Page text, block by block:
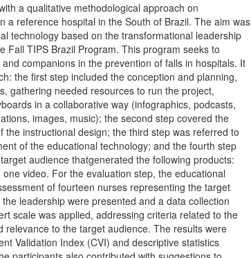
a qualitative methodological approach on
a reference hospital in the South of Brazil. The aim was
technology based on the transformational leadership
Fall TIPS Brazil Program. This program seeks to
companions in the prevention of falls in hospitals. It
the first step included the conception and planning,
gathering needed resources to run the project,
in a collaborative way (infographics, podcasts,
images, music); the second step covered the
instructional design; the third step was referred to
of the educational technology; and the fourth step
audience thatgenerated the following products:
video. For the evaluation step, the educational
of fourteen nurses representing the target
leadership were presented and a data collection
scale was applied, addressing criteria related to the
relevance to the target audience. The results were
Validation Index (CVI) and descriptive statistics